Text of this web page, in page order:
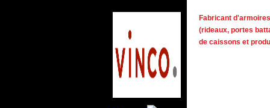
Fabricant
(rideaux, portes
de caissons et